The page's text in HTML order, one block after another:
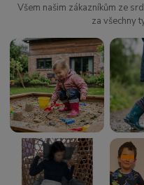
Všem našim zákazníkům ze
za všechny